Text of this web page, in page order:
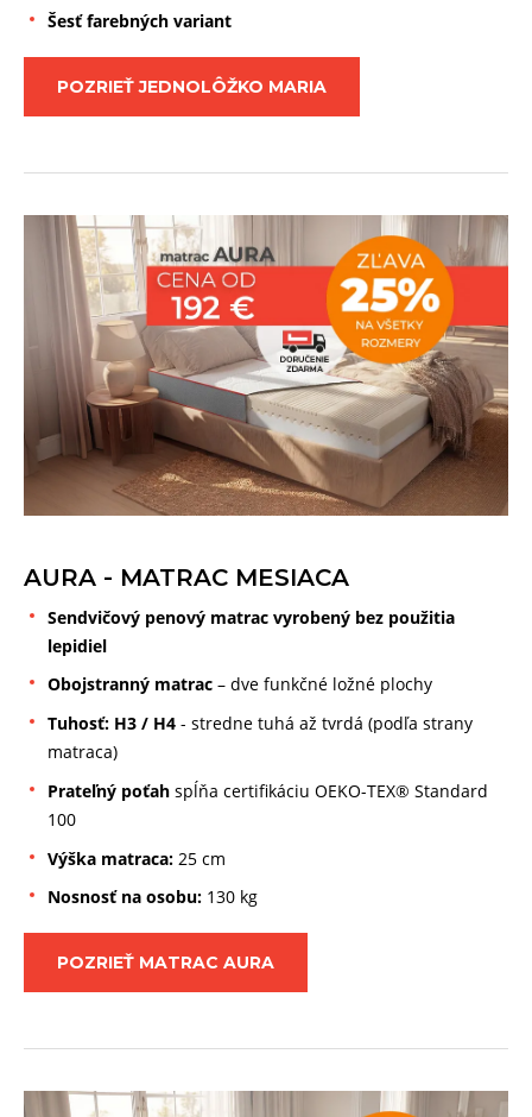
Šesť farebných variant
POZRIEŤ JEDNOLÔŽKO MARIA
AURA - MATRAC MESIACA
Sendvičový penový matrac vyrobený bez použitia
lepidiel
Obojstranný matrac – dve funkčné ložné plochy
Tuhosť: H3 / H4 - stredne tuhá až tvrdá (podľa strany
matraca)
Prateľný poťah spĺňa certifikáciu OEKO-TEX® Standard
100
Výška matraca: 25 cm
Nosnosť na osobu: 130 kg
POZRIEŤ MATRAC AURA